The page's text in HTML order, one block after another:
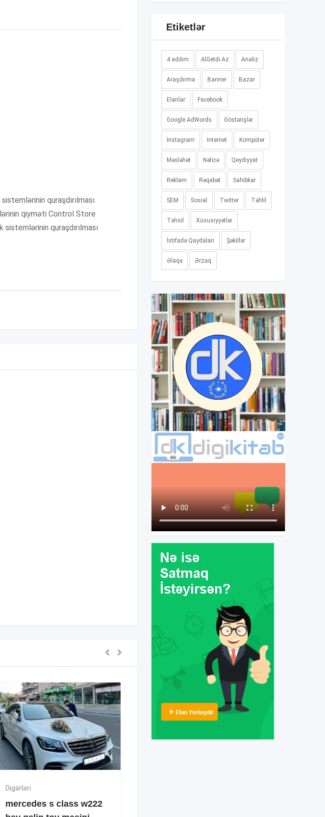
quraşdırılması
qiyməti Control Store
quraşdırılması
Digərləri
mercedes s class w222
Etiketlər
4 addım AlGetdi.Az Analiz
Araşdırma Banner Bazar
Elanlar Facebook
Google AdWords Göstərişlər
Instagram Internet Kompüter
Məsləhət Nəticə Qeydiyyat
Reklam Rəqabət Sahibkar
SEM Sosial Twitter Təhlil
Təhsil Xüsusiyyətlər
İstifadə Qaydaları Şəkillər
Əlaqə Ərzaq